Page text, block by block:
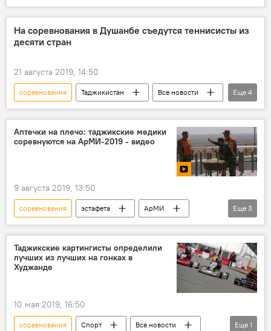
Спорт
дзюдо
Таджикистан: свежие новости спорта
На соревнования в Душанбе съедутся теннисисты из
десяти стран
21 августа 2019, 14:50
соревнования Таджикистан
Все новости
Спорт
Теннис
Новости Душанбе
Еще 4
Аптечки на плечо: таджикские медики
соревнуются на АрМИ-2019 - видео
9 августа 2019, 13:50
соревнования эстафета
АрМИ
Видео
Армия и вооружение
животные
Еще 3
Таджикские картингисты определили
лучших из лучших на гонках в
Худжанде
10 мая 2019, 16:50
соревнования Спорт
Все новости
Еще 1